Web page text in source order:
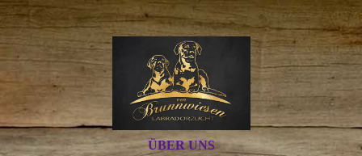
ÜBER UNS